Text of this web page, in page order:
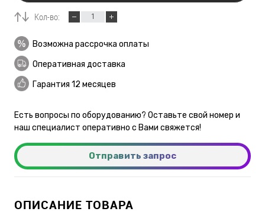
Кол-во:
Возможна рассрочка оплаты
Оперативная доставка
Гарантия 12 месяцев
Есть вопросы по оборудованию? Оставьте свой номер и
наш специалист оперативно с Вами свяжется!
Отправить запрос
ОПИСАНИЕ ТОВАРА